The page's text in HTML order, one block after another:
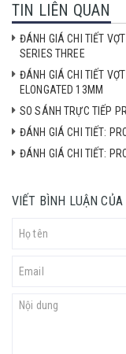
TIN LIÊN QUAN
ĐÁNH GIÁ CHI TIẾT
SERIES THREE
ĐÁNH GIÁ CHI TIẾT
ELONGATED 13MM
SO SÁNH TRỰC TIẾP
ĐÁNH GIÁ CHI TIẾT:
ĐÁNH GIÁ CHI TIẾT:
VIẾT BÌNH LUẬN CỦA